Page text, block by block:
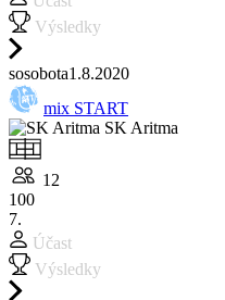
Výsledky
sosobota1.8.2020
mix START
SK Aritma
12
100
7.
Účast
Výsledky